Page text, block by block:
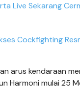
Live Sekarang
Cockfighting
arus kendaraan
Harmoni mulai 25